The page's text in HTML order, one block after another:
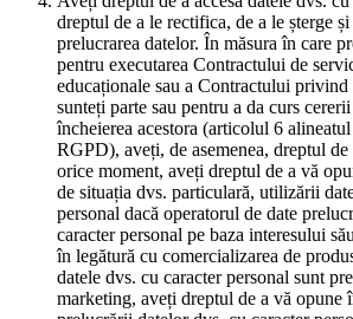
dreptul de a le rectifica, de a le șterge
prelucrarea datelor. În măsura în care
pentru executarea Contractului de
educaționale sau a Contractului
sunteți parte sau pentru a da curs
încheierea acestora (articolul 6
RGPD), aveți, de asemenea, dreptul de
orice moment, aveți dreptul de a vă
de situația dvs. particulară, utilizării
personal dacă operatorul de date
caracter personal pe baza interesului
în legătură cu comercializarea de
datele dvs. cu caracter personal sunt
marketing, aveți dreptul de a vă opune